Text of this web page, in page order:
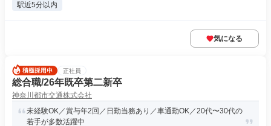
駅近5分以内
気になる
正社員
総合職/26年既卒第二新卒
神奈川都市交通株式会社
未経験OK／賞与年2回／日勤当務あり／車通勤OK／20代〜30代の
若手が多数活躍中